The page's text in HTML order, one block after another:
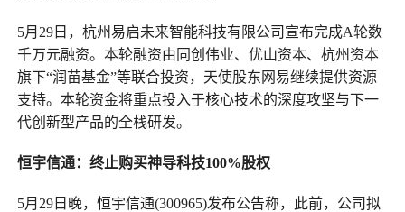
5月29日，杭州易启未来智能科技有限公司宣布完成A轮数
千万元融资。本轮融资由同创伟业、优山资本、杭州资本
旗下“润苗基金”等联合投资，天使股东网易继续提供资源
支持。本轮资金将重点投入于核心技术的深度攻坚与下一
代创新型产品的全栈研发。
恒宇信通：终止购买神导科技100%股权
5月29日晚，恒宇信通(300965)发布公告称，此前，公司拟